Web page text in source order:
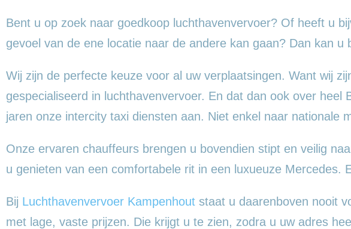
Bent u op zoek naar goedkoop luchthavenvervoer? Of heeft u
gevoel van de ene locatie naar de andere kan gaan? Dan kan u
Wij zijn de perfecte keuze voor al uw verplaatsingen. Want wij
gespecialiseerd in luchthavenvervoer. En dat dan ook over heel
jaren onze intercity taxi diensten aan. Niet enkel naar nationale
Onze ervaren chauffeurs brengen u bovendien stipt en veilig
u genieten van een comfortabele rit in een luxueuze Mercedes.
Bij Luchthavenvervoer Kampenhout staat u daarenboven nooit
met lage, vaste prijzen. Die krijgt u te zien, zodra u uw adres